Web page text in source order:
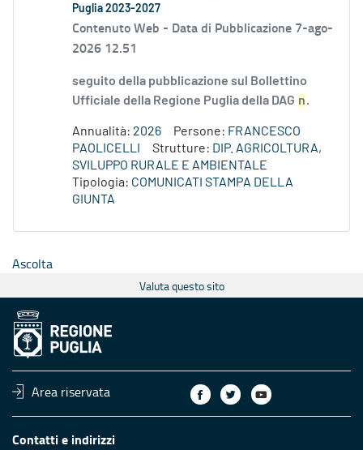
Puglia 2023-2027
Contenuto Web - Data di Pubblicazione 7-ago-
2026 12.51
seguito della pubblicazione sul Bollettino
Ufficiale della Regione Puglia della DAG n.
Annualità: 2026 Persone: FRANCESCO
PAOLICELLI
Strutture: DIP. AGRICOLTURA,
SVILUPPO RURALE E AMBIENTALE
Tipologia: COMUNICATI STAMPA DELLA
GIUNTA
Ascolta
Valuta questo sito
Area riservata
Contatti e indirizzi